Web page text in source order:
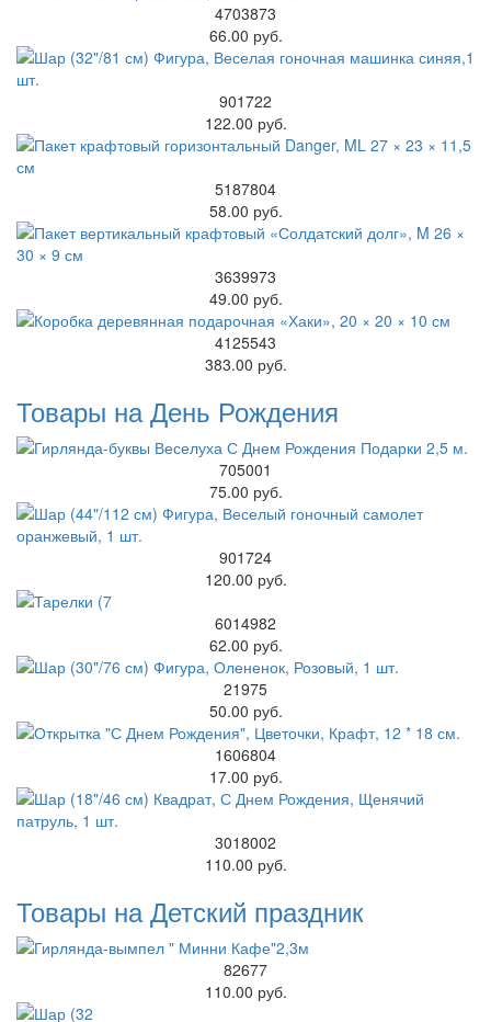
4703873
66.00 руб.
901722
122.00 руб.
5187804
58.00 руб.
3639973
49.00 руб.
4125543
383.00 руб.
Товары на День Рождения
705001
75.00 руб.
901724
120.00 руб.
6014982
62.00 руб.
21975
50.00 руб.
1606804
17.00 руб.
3018002
110.00 руб.
Товары на Детский праздник
82677
110.00 руб.